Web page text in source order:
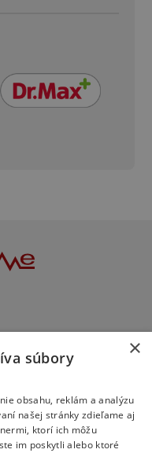
×
súbory
obsahu, reklám a analýzu
našej stránky zdieľame aj
ktorí ich môžu
im poskytli alebo ktoré